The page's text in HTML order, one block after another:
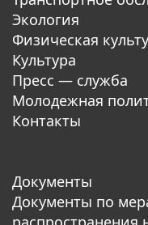
Экология
Физическая
Культура
Пресс — служба
Молодежная
Контакты
Документы
Документы по